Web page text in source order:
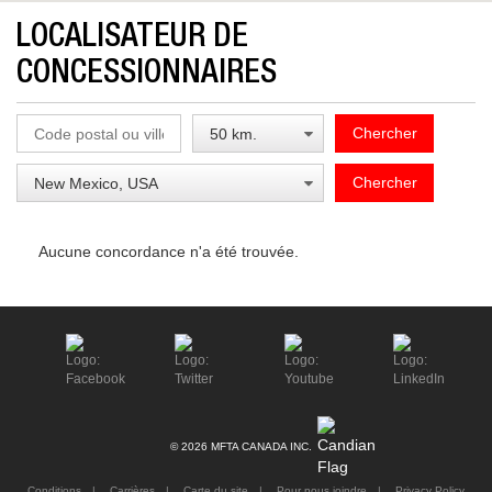
LOCALISATEUR DE
CONCESSIONNAIRES
Chercher
Chercher
Aucune concordance n'a été trouvée.
© 2026 MFTA CANADA INC.